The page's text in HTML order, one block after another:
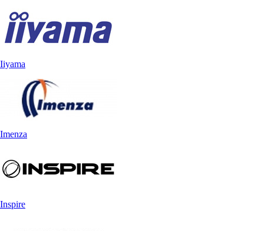
Iiyama
Imenza
Inspire